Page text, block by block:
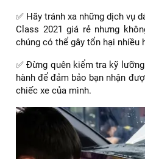
✅ Hãy tránh xa những dịch vụ
Class 2021 giá rẻ nhưng
chúng có thể gây tổn hại nhiều
✅ Đừng quên kiểm tra kỹ
hành để đảm bảo bạn nhận
chiếc xe của mình.